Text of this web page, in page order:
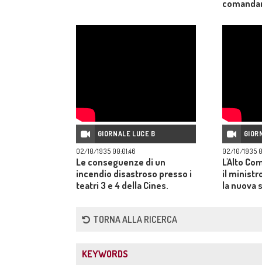
soldati
GIORNALE LUCE B
02/10/1935 00:01:46
Le conseguenze di un
incendio disastroso presso i
teatri 3 e 4 della Cines.
02/10/1935
L'Alto
il
la nuova
TORNA ALLA RICERCA
KEYWORDS